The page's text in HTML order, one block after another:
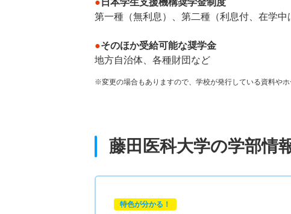
第一種（無利息）、第二種（利息付、在学中
●そのほか受給可能な奨学金
地方自治体、各種財団など
※変更の場合もありますので、学校が発行している資料やホ
藤田医科大学の学部情
特色が分かる！